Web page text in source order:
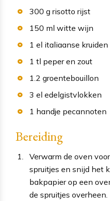
300 g risotto rijst
150 ml witte wijn
1 el italiaanse kruiden
1 tl peper en zout
1.2 groentebouillon
3 el edelgistvlokken
1 handje pecannoten
Bereiding
Verwarm de oven
spruitjes en snijd het
bakpapier op een
de spruitjes